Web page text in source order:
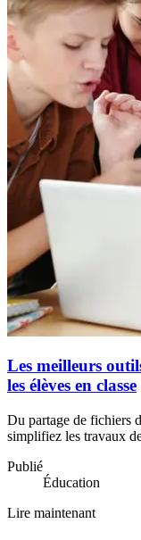
Les meilleurs
les élèves en classe
Du partage de fichiers
simplifiez les travaux
Publié
Éducation
Lire maintenant